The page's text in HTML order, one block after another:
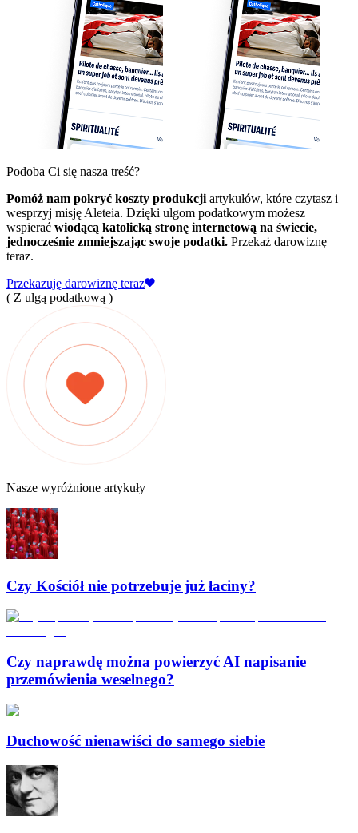
Podoba Ci się nasza treść?
Pomóż nam pokryć koszty produkcji artykułów, które czytasz i
wesprzyj misję Aleteia. Dzięki ulgom podatkowym możesz
wspierać wiodącą katolicką stronę internetową na świecie,
jednocześnie zmniejszając swoje podatki. Przekaż darowiznę
teraz.
Przekazuję darowiznę teraz
( Z ulgą podatkową )
Nasze wyróżnione artykuły
Czy Kościół nie potrzebuje już łaciny?
Czy naprawdę można powierzyć AI napisanie
przemówienia weselnego?
Duchowość nienawiści do samego siebie